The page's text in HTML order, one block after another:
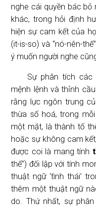
nghe cái quyền bác
khác, trong hỏi định
hiện sự cam kết của
(it-is-so) và “nó-nên-
ý muốn người nghe
Sự phân tích các
mệnh lệnh và thỉnh
rằng lực ngôn trung
thừa số hoá, trong
một mặt, là thành tố
hoặc sự không cam
được coi là mang tính
thế”) đối lập với tính
thuật ngữ ‘tình thái’
thêm một thuật ngữ
do. Thứ nhất, sự